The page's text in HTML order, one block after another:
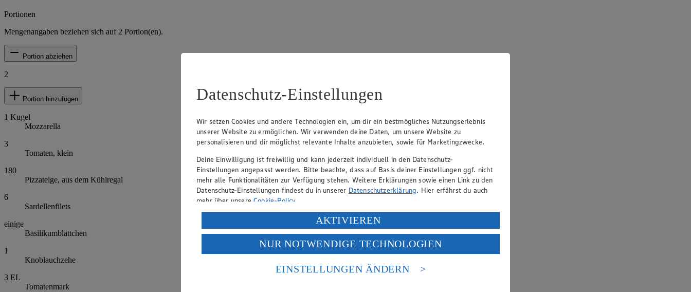
Portionen
Mengenangaben beziehen sich auf 2 Portion(en).
Portion abziehen
2
Portion hinzufügen
1 Kugel
Mozzarella
3
Tomaten, klein
180
Pizzateige, aus dem Kühlregal
6
Sardellenfilets
einige
Basilikumblättchen
1
Knoblauchzehe
3 EL
Tomatenmark
Datenschutz-Einstellungen
Wir setzen Cookies und andere Technologien ein, um dir ein bestmögliches Nutzungserlebnis
unserer Website zu ermöglichen. Wir verwenden deine Daten, um unsere Website zu
personalisieren und dir möglichst relevante Inhalte anzubieten, sowie für Marketingzwecke.
Deine Einwilligung ist freiwillig und kann jederzeit individuell in den Datenschutz-
Einstellungen angepasst werden. Bitte beachte, dass auf Basis deiner Einstellungen ggf. nicht
mehr alle Funktionalitäten zur Verfügung stehen. Weitere Erklärungen sowie einen Link zu den
Datenschutz-Einstellungen findest du in unserer Datenschutzerklärung. Hier erfährst du auch
mehr über unsereCookie-Policy.
Verarbeitung deiner personenbezogenen Daten in den USA durch Facebook und YouTube:
Wenn du auf „Aktivieren“ klickst, willigst du im Sinne des Art. 49 Abs. 1 Satz 1 lit. a) DSGVO
ein, dass deine Daten in den USA verarbeitet werden. Der EuGH sieht die USA als Land mit
einem nach europäischen Standards nicht angemessenen Datenschutzniveau an. Es besteht das
Risiko eines Zugriffs durch US-amerikanische Behörden.
AKTIVIEREN
NUR NOTWENDIGE TECHNOLOGIEN
EINSTELLUNGEN ÄNDERN